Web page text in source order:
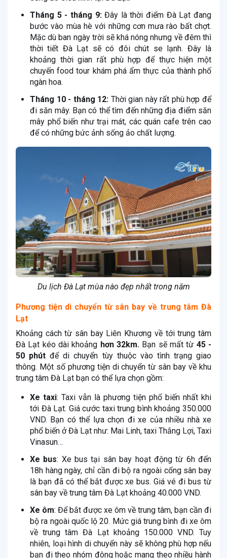
Tháng 5 - tháng 9:Đây là thời điểm Đà Lạt đang
bước vào mùa hè với những cơn mưa rào bất chợt.
Mặc dù ban ngày trời sẽ khá nóng nhưng về đêm thì
thời tiết Đà Lạt sẽ có đôi chút se lạnh. Đây là
khoảng thời gian rất phù hợp để thực hiện một
chuyến food tour khám phá ẩm thực của thành phố
ngàn hoa.
Tháng 10 - tháng 12: Thời gian này rất phù hợp để
đi săn mây. Bạn có thể tìm đến những địa điểm săn
mây phổ biến như trại mát, các quán cafe trên cao
để có những bức ảnh sống ảo chất lượng.
Du lịch Đà Lạt mùa nào đẹp nhất trong năm
Phương tiện di chuyển từ sân bay về trung tâm Đà
Lạt
Khoảng cách từ sân bay Liên Khương về tới trung tâm
Đà Lạt kéo dài khoảng hơn 32km. Bạn sẽ mất từ 45 -
50 phút để di chuyển tùy thuộc vào tình trạng giao
thông. Một số phương tiện di chuyển từ sân bay về khu
trung tâm Đà Lạt bạn có thể lựa chọn gồm:
Xe taxi: Taxi vẫn là phương tiện phổ biến nhất khi
tới Đà Lạt. Giá cước taxi trung bình khoảng 350.000
VND. Bạn có thể lựa chọn đi xe của nhiều nhà xe
phổ biến ở Đà Lạt như: Mai Linh, taxi Thắng Lợi, Taxi
Vinasun…
Xe bus: Xe bus tại sân bay hoạt động từ 6h đến
18h hàng ngày, chỉ cần đi bộ ra ngoài cổng sân bay
là bạn đã có thể bắt được xe bus. Giá vé đi bus từ
sân bay về trung tâm Đà Lạt khoảng 40.000 VND.
Xe ôm: Để bắt được xe ôm về trung tâm, bạn cần đi
bộ ra ngoài quốc lộ 20. Mức giá trung bình đi xe ôm
về trung tâm Đà Lạt khoảng 150.000 VND. Tuy
nhiên, loại hình di chuyển này sẽ không phù hợp nếu
bạn đi theo nhóm đông hoặc mang theo nhiều hành